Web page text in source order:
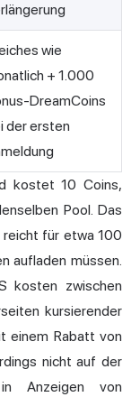
wie
+ 1.000
DreamCoins
der ersten
kostet 10 Coins,
Pool. Das
für etwa 100
aufladen müssen.
kosten zwischen
kursierender
einem Rabatt von
nicht auf der
Anzeigen von